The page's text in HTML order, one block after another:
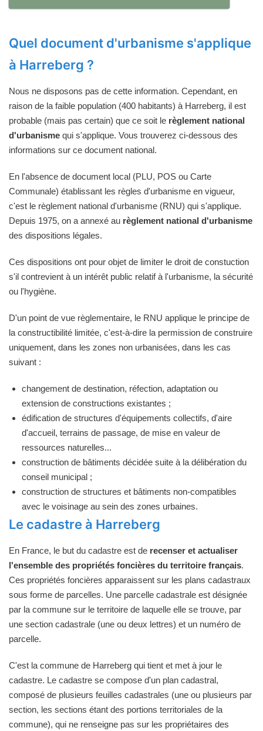
Quel document d'urbanisme s'applique
à Harreberg ?
Nous ne disposons pas de cette information. Cependant, en
raison de la faible population (400 habitants) à Harreberg, il est
probable (mais pas certain) que ce soit le règlement national
d'urbanisme qui s'applique. Vous trouverez ci-dessous des
informations sur ce document national.
En l'absence de document local (PLU, POS ou Carte
Communale) établissant les règles d'urbanisme en vigueur,
c'est le règlement national d'urbanisme (RNU) qui s'applique.
Depuis 1975, on a annexé au règlement national d'urbanisme
des dispositions légales.
Ces dispositions ont pour objet de limiter le droit de constuction
s'il contrevient à un intérêt public relatif à l'urbanisme, la sécurité
ou l'hygiène.
D'un point de vue règlementaire, le RNU applique le principe de
la constructibilité limitée, c'est-à-dire la permission de construire
uniquement, dans les zones non urbanisées, dans les cas
suivant :
changement de destination, réfection, adaptation ou
extension de constructions existantes ;
édification de structures d'équipements collectifs, d'aire
d'accueil, terrains de passage, de mise en valeur de
ressources naturelles...
construction de bâtiments décidée suite à la délibération du
conseil municipal ;
construction de structures et bâtiments non-compatibles
avec le voisinage au sein des zones urbaines.
Le cadastre à Harreberg
En France, le but du cadastre est de recenser et actualiser
l'ensemble des propriétés foncières du territoire français.
Ces propriétés foncières apparaissent sur les plans cadastraux
sous forme de parcelles. Une parcelle cadastrale est désignée
par la commune sur le territoire de laquelle elle se trouve, par
une section cadastrale (une ou deux lettres) et un numéro de
parcelle.
C'est la commune de Harreberg qui tient et met à jour le
cadastre. Le cadastre se compose d'un plan cadastral,
composé de plusieurs feuilles cadastrales (une ou plusieurs par
section, les sections étant des portions territoriales de la
commune), qui ne renseigne pas sur les propriétaires des